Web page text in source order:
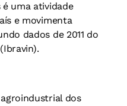
uma atividade
e movimenta
dados de 2011 do
dos